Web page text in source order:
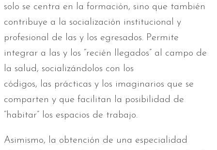
solo se centra en la formación, sino que también
contribuye a la socialización institucional y
profesional de las y los egresados. Permite
integrar a las y los “recién llegados” al campo de
la salud, socializándolos con los
códigos, las prácticas y los imaginarios que se
comparten y que facilitan la posibilidad de
“habitar” los espacios de trabajo.
Asimismo, la obtención de una especialidad